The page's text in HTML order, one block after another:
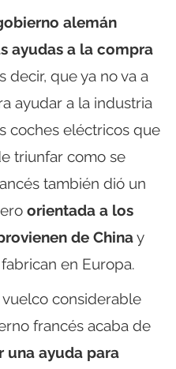
alemán
ayudas a la compra
decir, que ya no va a
ayudar a la industria
coches eléctricos que
triunfar como se
también dió un
orientada a los
de Chinay
en Europa.
considerable
francés acaba de
una ayuda para